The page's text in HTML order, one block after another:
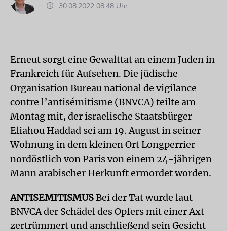
30.08.2022 08:48 Uhr
Erneut sorgt eine Gewalttat an einem Juden in
Frankreich für Aufsehen. Die jüdische
Organisation Bureau national de vigilance
contre l’antisémitisme (BNVCA) teilte am
Montag mit, der israelische Staatsbürger
Eliahou Haddad sei am 19. August in seiner
Wohnung in dem kleinen Ort Longperrier
nordöstlich von Paris von einem 24-jährigen
Mann arabischer Herkunft ermordet worden.
ANTISEMITISMUSBei der Tat wurde laut
BNVCA der Schädel des Opfers mit einer Axt
zertrümmert und anschließend sein Gesicht